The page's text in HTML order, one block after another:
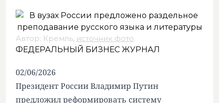
Автор: Кремль, источник фото.
ФЕДЕРАЛЬНЫЙ БИЗНЕС ЖУРНАЛ
02/06/2026
Президент России Владимир Путин
предложил реформировать систему